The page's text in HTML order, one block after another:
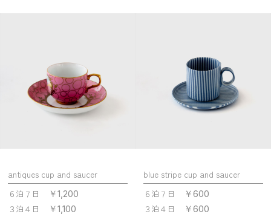
antiques cup and saucer
６泊７日
￥1,200
３泊４日 ￥1,100
blue stripe cup and saucer
６泊７日
￥600
３泊４日 ￥600